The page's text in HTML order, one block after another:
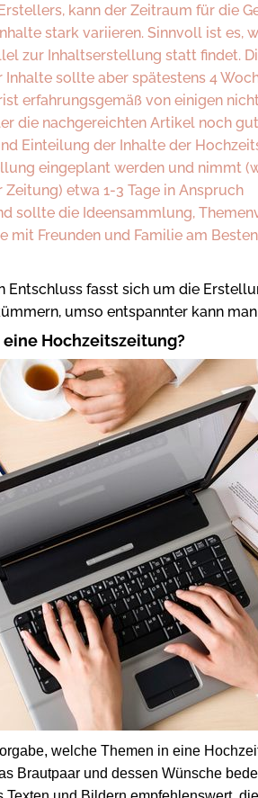
kann der Zeitraum für die
stark variieren. Sinnvoll ist es,
zur Inhaltserstellung statt findet.
Inhalte sollte aber spätestens 4
erfahrungsgemäß von einigen
die nachgereichten Artikel noch
Einteilung der Inhalte der
eingeplant werden und nimmt
etwa 1-3 Tage in Anspruch
sollte die Ideensammlung,
mit Freunden und Familie am
Entschluss fasst sich um die
umso entspannter kann
Hochzeitszeitung?
welche Themen in eine
Brautpaar und dessen Wünsche